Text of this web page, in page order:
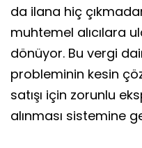
da ilana hiç
muhtemel alıcılara
dönüyor. Bu vergi
probleminin kesin
satışı için zorunlu
alınması sistemine